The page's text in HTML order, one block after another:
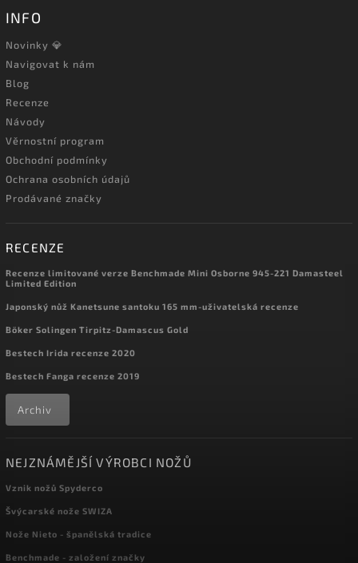
INFO
Novinky 💎
Navigovat k nám
Blog
Recenze
Návody
Věrnostní program
Obchodní podmínky
Ochrana osobních údajů
Prodávané značky
RECENZE
Recenze limitované verze Benchmade Mini Osborne 945-221 Damasteel
Limited Edition
Japonský nůž Kanetsune santoku 165 mm-uživatelská recenze
Böker Solingen Tirpitz-Damascus Gold
Bestech Irida recenze 2020
Bestech Fanga recenze 2019
Archiv
NEJZNÁMĚJŠÍ VÝROBCI NOŽŮ
Vznik nožů Spyderco
Švýcarské nože SWIZA
Nože Nieto - španělská tradice
Benchmade - založení značky